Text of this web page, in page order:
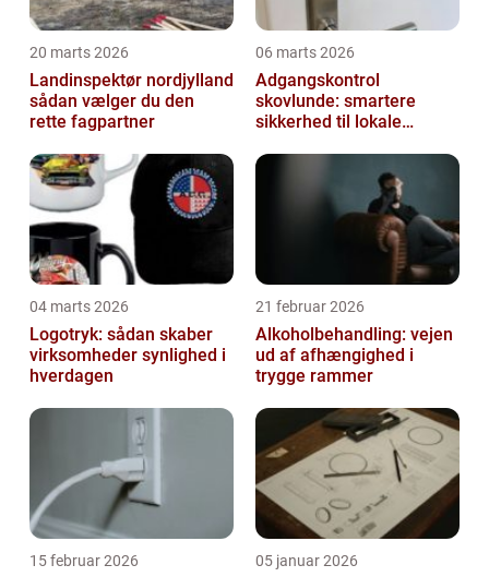
20 marts 2026
Landinspektør nordjylland
sådan vælger du den
rette fagpartner
06 marts 2026
Adgangskontrol
skovlunde: smartere
sikkerhed til lokale
04 marts 2026
Logotryk: sådan skaber
virksomheder synlighed i
hverdagen
21 februar 2026
Alkoholbehandling: vejen
ud af afhængighed i
trygge rammer
15 februar 2026 05 januar 2026